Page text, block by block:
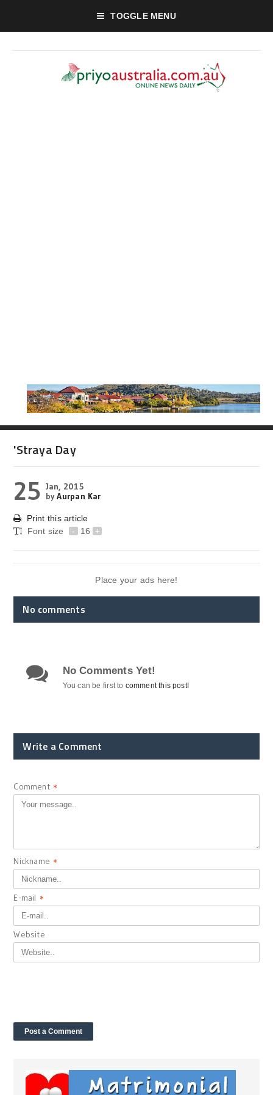
TOGGLE MENU
'Straya Day
25 Jan, 2015
byAurpan Kar
Print this article
Font size
- 16 +
Place your ads here!
No comments
No Comments Yet!
You can be first to comment this post!
Write a Comment
Comment *
Nickname *
E-mail *
Website